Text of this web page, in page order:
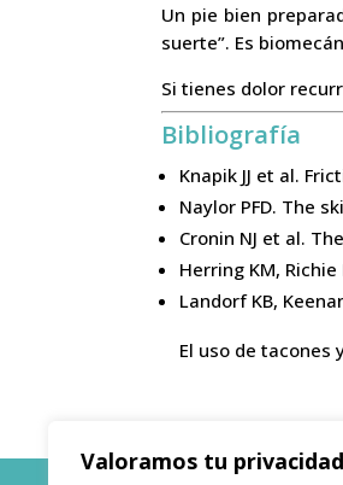
Valoramos tu privacidad
Un pie bien
suerte”. Es
Si tienes dolor
Bibliografía
Knapik JJ et al.
Naylor PFD. The
Cronin NJ et al.
Herring KM,
Landorf KB,
El uso de tacones